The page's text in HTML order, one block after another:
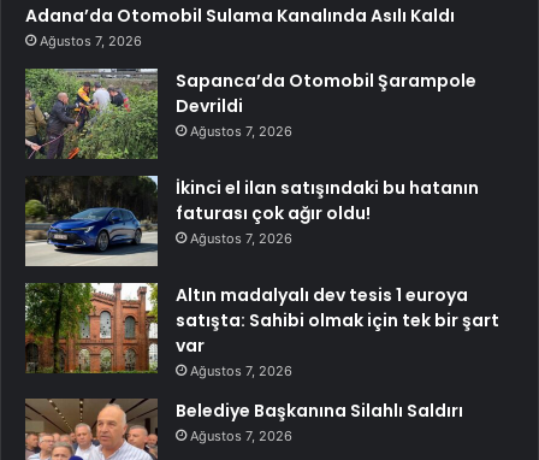
Adana’da Otomobil Sulama Kanalında Asılı Kaldı
Ağustos 7, 2026
Sapanca’da Otomobil Şarampole
Devrildi
Ağustos 7, 2026
İkinci el ilan satışındaki bu hatanın
faturası çok ağır oldu!
Ağustos 7, 2026
Altın madalyalı dev tesis 1 euroya
satışta: Sahibi olmak için tek bir şart
var
Ağustos 7, 2026
Belediye Başkanına Silahlı Saldırı
Ağustos 7, 2026